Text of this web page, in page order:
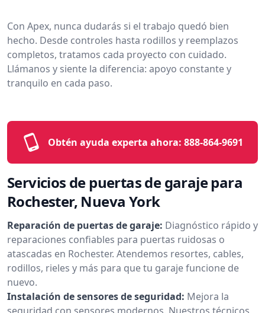
Con Apex, nunca dudarás si el trabajo quedó bien
hecho. Desde controles hasta rodillos y reemplazos
completos, tratamos cada proyecto con cuidado.
Llámanos y siente la diferencia: apoyo constante y
tranquilo en cada paso.
Obtén ayuda experta ahora: 888-864-9691
Servicios de puertas de garaje para
Rochester, Nueva York
Reparación de puertas de garaje: Diagnóstico rápido y
reparaciones confiables para puertas ruidosas o
atascadas en Rochester. Atendemos resortes, cables,
rodillos, rieles y más para que tu garaje funcione de
nuevo.
Instalación de sensores de seguridad: Mejora la